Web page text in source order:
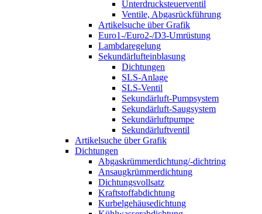
Unterdrucksteuerventil
Ventile, Abgasrückführung
Artikelsuche über Grafik
Euro1-/Euro2-/D3-Umrüstung
Lambdaregelung
Sekundärlufteinblasung
Dichtungen
SLS-Anlage
SLS-Ventil
Sekundärluft-Pumpsystem
Sekundärluft-Saugsystem
Sekundärluftpumpe
Sekundärluftventil
Artikelsuche über Grafik
Dichtungen
Abgaskrümmerdichtung/-dichtring
Ansaugkrümmerdichtung
Dichtungsvollsatz
Kraftstoffabdichtung
Kurbelgehäusedichtung